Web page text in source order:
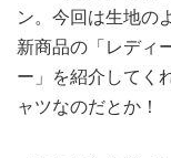
ン。今回は生地の
新商品の「レディ
ー」を紹介してく
ャツなのだとか！